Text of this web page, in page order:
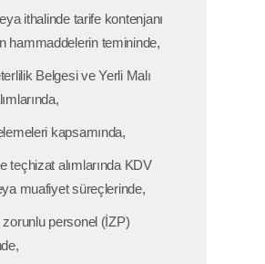
ithalinde tarife kontenjanı
hammaddelerin temininde,
Belgesi ve Yerli Malı
kapsamında,
teçhizat alımlarında KDV
muafiyet süreçlerinde,
zorunlu personel (İZP)